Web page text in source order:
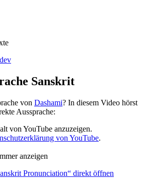
Sanskrit
von Dashami? In diesem Video hörst
Aussprache:
von YouTube anzuzeigen.
von YouTube.
anzeigen
Pronunciation“ direkt öffnen